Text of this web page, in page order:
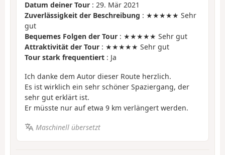
Datum deiner Tour : 29. Mär 2021
Zuverlässigkeit der Beschreibung : ★★★★★ Sehr
gut
Bequemes Folgen der Tour : ★★★★★ Sehr gut
Attraktivität der Tour : ★★★★★ Sehr gut
Tour stark frequentiert : Ja
Ich danke dem Autor dieser Route herzlich.
Es ist wirklich ein sehr schöner Spaziergang, der
sehr gut erklärt ist.
Er müsste nur auf etwa 9 km verlängert werden.
Maschinell übersetzt